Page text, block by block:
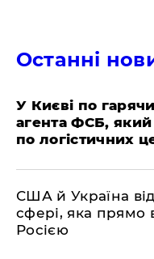
Останні
У Києві по
агента ФСБ, який
по логістичних
США й Україна
сфері, яка прямо
Росією